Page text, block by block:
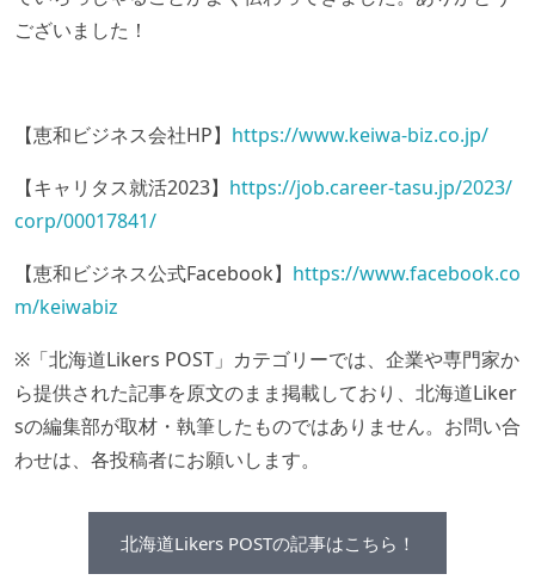
ございました！
【恵和ビジネス会社HP】 https://www.keiwa-biz.co.jp/
【キャリタス就活2023】 https://job.career-tasu.jp/2023/
corp/00017841/
【恵和ビジネス公式Facebook】 https://www.facebook.co
m/keiwabiz
※「北海道Likers POST」カテゴリーでは、企業や専門家か
ら提供された記事を原文のまま掲載しており、北海道Liker
sの編集部が取材・執筆したものではありません。お問い合
わせは、各投稿者にお願いします。
北海道Likers POSTの記事はこちら！